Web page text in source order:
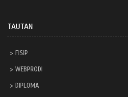
TAUTAN
FISIP
WEBPRODI
DIPLOMA